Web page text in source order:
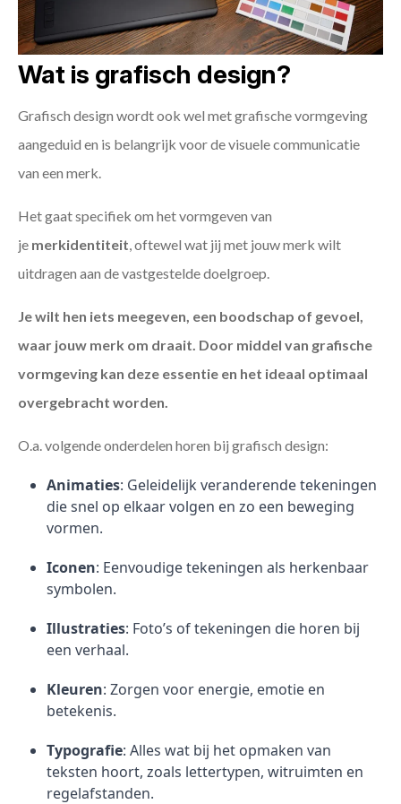
Wat is grafisch design?
Grafisch design wordt ook wel met grafische vormgeving
aangeduid en is belangrijk voor de visuele communicatie
van een merk.
Het gaat specifiek om het vormgeven van
je merkidentiteit , oftewel wat jij met jouw merk wilt
uitdragen aan de vastgestelde doelgroep.
Je wilt hen iets meegeven, een boodschap of gevoel,
waar jouw merk om draait. Door middel van grafische
vormgeving kan deze essentie en het ideaal optimaal
overgebracht worden.
O.a. volgende onderdelen horen bij grafisch design:
Animaties: Geleidelijk veranderende tekeningen
die snel op elkaar volgen en zo een beweging
vormen.
Iconen: Eenvoudige tekeningen als herkenbaar
symbolen.
Illustraties: Foto’s of tekeningen die horen bij
een verhaal.
Kleuren: Zorgen voor energie, emotie en
betekenis.
Typografie: Alles wat bij het opmaken van
teksten hoort, zoals lettertypen, witruimten en
regelafstanden.